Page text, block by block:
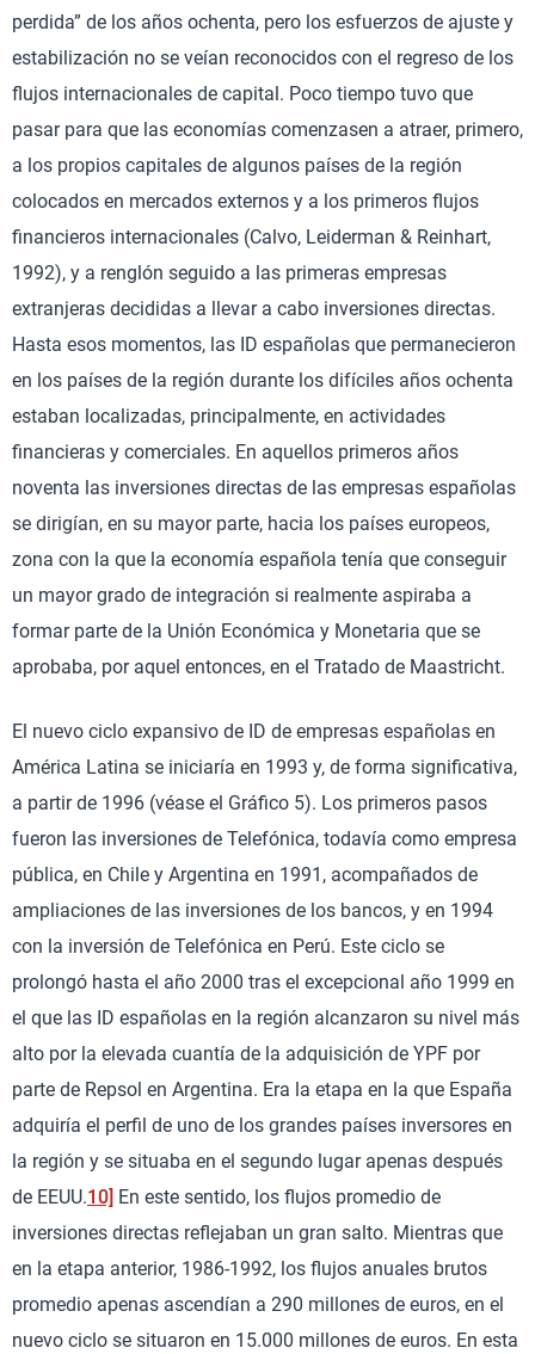
perdida” de los años ochenta, pero los esfuerzos de ajuste y
estabilización no se veían reconocidos con el regreso de los
flujos internacionales de capital. Poco tiempo tuvo que
pasar para que las economías comenzasen a atraer, primero,
a los propios capitales de algunos países de la región
colocados en mercados externos y a los primeros flujos
financieros internacionales (Calvo, Leiderman & Reinhart,
1992), y a renglón seguido a las primeras empresas
extranjeras decididas a llevar a cabo inversiones directas.
Hasta esos momentos, las ID españolas que permanecieron
en los países de la región durante los difíciles años ochenta
estaban localizadas, principalmente, en actividades
financieras y comerciales. En aquellos primeros años
noventa las inversiones directas de las empresas españolas
se dirigían, en su mayor parte, hacia los países europeos,
zona con la que la economía española tenía que conseguir
un mayor grado de integración si realmente aspiraba a
formar parte de la Unión Económica y Monetaria que se
aprobaba, por aquel entonces, en el Tratado de Maastricht.
El nuevo ciclo expansivo de ID de empresas españolas en
América Latina se iniciaría en 1993 y, de forma significativa,
a partir de 1996 (véase el Gráfico 5). Los primeros pasos
fueron las inversiones de Telefónica, todavía como empresa
pública, en Chile y Argentina en 1991, acompañados de
ampliaciones de las inversiones de los bancos, y en 1994
con la inversión de Telefónica en Perú. Este ciclo se
prolongó hasta el año 2000 tras el excepcional año 1999 en
el que las ID españolas en la región alcanzaron su nivel más
alto por la elevada cuantía de la adquisición de YPF por
parte de Repsol en Argentina. Era la etapa en la que España
adquiría el perfil de uno de los grandes países inversores en
la región y se situaba en el segundo lugar apenas después
de EEUU.10] En este sentido, los flujos promedio de
inversiones directas reflejaban un gran salto. Mientras que
en la etapa anterior, 1986-1992, los flujos anuales brutos
promedio apenas ascendían a 290 millones de euros, en el
nuevo ciclo se situaron en 15.000 millones de euros. En esta